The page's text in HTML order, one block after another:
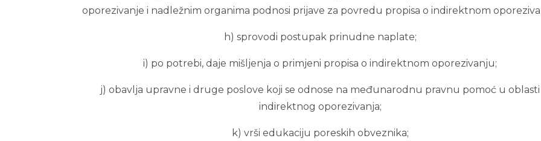
oporezivanje i nadležnim organima podnosi prijave za povredu propisa o indirektnom
h) sprovodi postupak prinudne naplate;
i) po potrebi, daje mišljenja o primjeni propisa o indirektnom oporezivanju;
j) obavlja upravne i druge poslove koji se odnose na međunarodnu pravnu pomoć u oblasti
indirektnog oporezivanja;
k) vrši edukaciju poreskih obveznika;